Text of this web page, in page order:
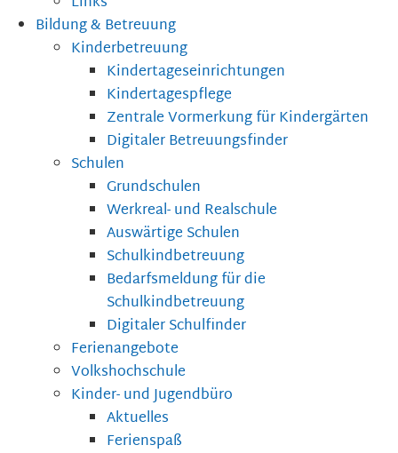
Bildung & Betreuung
Kinderbetreuung
Kindertageseinrichtungen
Kindertagespflege
Zentrale Vormerkung für Kindergärten
Digitaler Betreuungsfinder
Schulen
Grundschulen
Werkreal- und Realschule
Auswärtige Schulen
Schulkindbetreuung
Bedarfsmeldung für die
Schulkindbetreuung
Digitaler Schulfinder
Ferienangebote
Volkshochschule
Kinder- und Jugendbüro
Aktuelles
Ferienspaß